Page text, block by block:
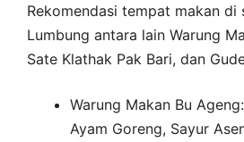
Rekomendasi tempat makan di
Lumbung antara lain Warung
Sate Klathak Pak Bari, dan
Warung Makan Bu
Ayam Goreng, Sayur